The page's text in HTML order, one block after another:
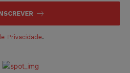
Privacidade.